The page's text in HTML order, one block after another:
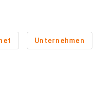
Unternehmen